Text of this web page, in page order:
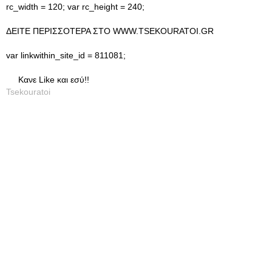
rc_width = 120; var rc_height = 240;
ΔΕΙΤΕ ΠΕΡΙΣΣΟΤΕΡΑ ΣΤΟ WWW.TSEKOURATOI.GR
var linkwithin_site_id = 811081;
Κανε Like και εσύ!!
Tsekouratoi